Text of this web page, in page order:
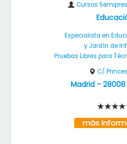
Cursos
Especialista en
y Jardín de
Pruebas Libres para
C/
Madrid - 28008
más